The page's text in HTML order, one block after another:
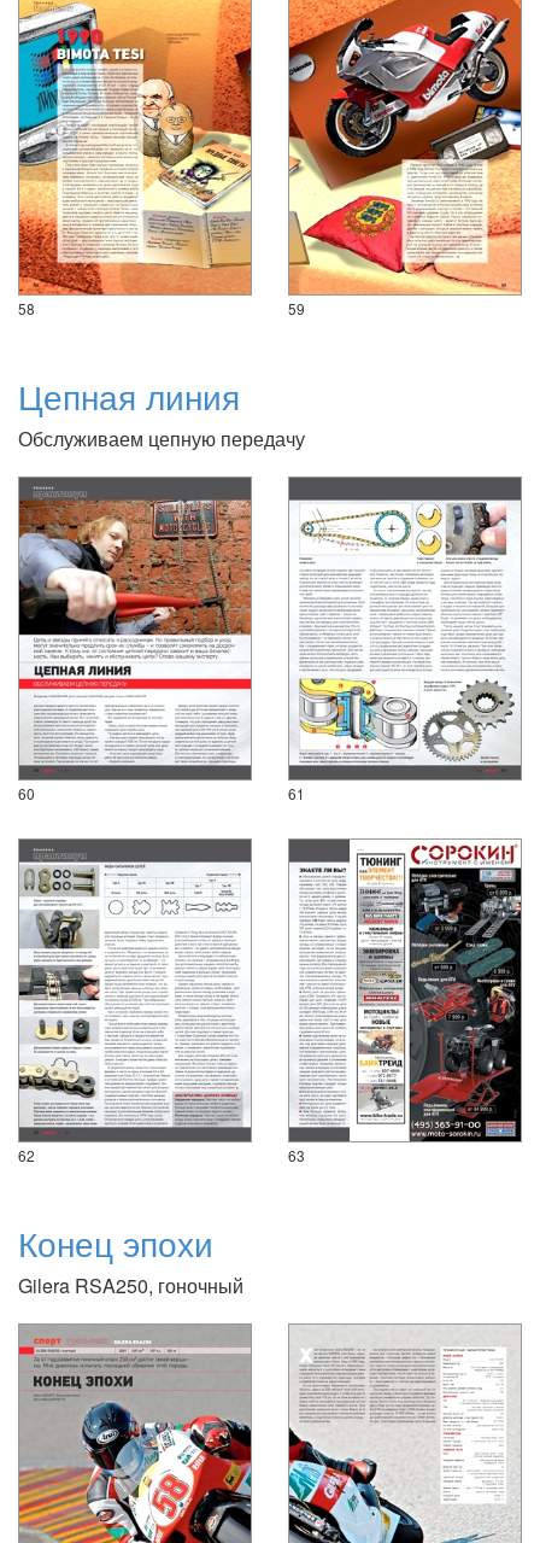
58 59
Цепная линия
Обслуживаем цепную передачу
60 61
62 63
Конец эпохи
Gilera RSA250, гоночный